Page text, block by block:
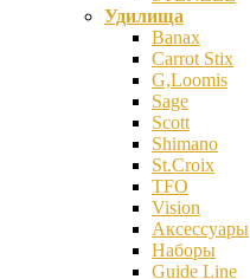
Удилища
Banax
Carrot Stix
G,Loomis
Sage
Scott
Shimano
St.Croix
TFO
Vision
Аксессуары
Наборы
Guide Line